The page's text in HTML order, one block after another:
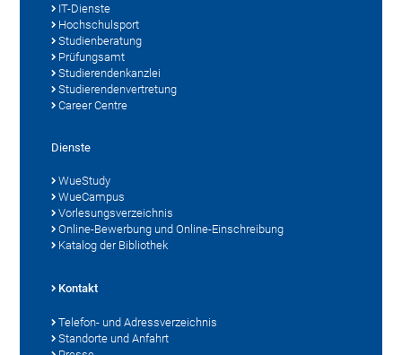
IT-Dienste
Hochschulsport
Studienberatung
Prüfungsamt
Studierendenkanzlei
Studierendenvertretung
Career Centre
Dienste
WueStudy
WueCampus
Vorlesungsverzeichnis
Online-Bewerbung und Online-Einschreibung
Katalog der Bibliothek
Kontakt
Telefon- und Adressverzeichnis
Standorte und Anfahrt